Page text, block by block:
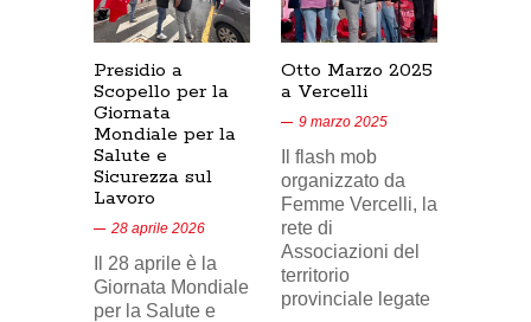
Presidio a
Scopello per la
Giornata
Mondiale per la
Salute e
Sicurezza sul
Lavoro
28 aprile 2026
Il 28 aprile è la
Giornata Mondiale
per la Salute e
Otto Marzo 2025
a Vercelli
9 marzo 2025
Il flash mob
organizzato da
Femme Vercelli, la
rete di
Associazioni del
territorio
provinciale legate